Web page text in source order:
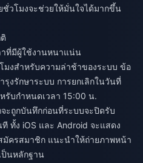
ชั่วโมงจะช่วยให้มั่นใจได้มากขึ้น
าที่มีผู้ใช้งานหนาแน่น
มงสำหรับความล่าช้าของระบบ ข้อ
รุงรักษาระบบ การยกเลิกในวันที่
รับกำหนดเวลา 15:00 น.
ะถูกบันทึกก่อนที่ระบบจะปิดรับ
ทั้ง iOS และ Android จะแสดง
ครสมาชิก แนะนำให้ถ่ายภาพหน้า
ป็นหลักฐาน